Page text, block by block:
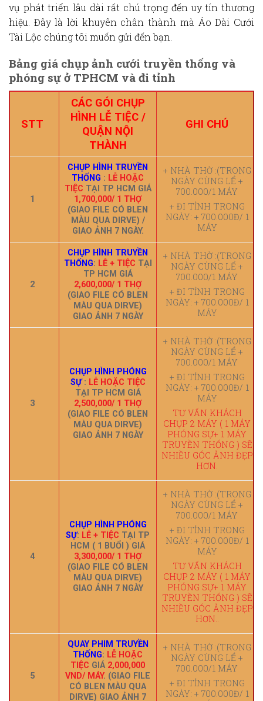
vụ phát triển lâu dài rất chú trọng đến uy tín thương
hiệu. Đây là lời khuyên chân thành mà Áo Dài Cưới
Tài Lộc chúng tôi muốn gửi đến bạn.
Bảng giá chụp ảnh cưới truyền thống và
phóng sự ở TPHCM và đi tỉnh
STT
CÁC GÓI CHỤP
HÌNH LỄ TIỆC /
QUẬN NỘI
THÀNH
GHI CHÚ
1
CHỤP HÌNH TRUYỀN
THỐNG : LỄ HOẶC
TIỆC TẠI TP HCM GIÁ
1,700,000/ 1 THỢ
(GIAO FILE CÓ BLEN
MÀU QUA DIRVE) /
GIAO ẢNH 7 NGÀY.
+ NHÀ THỜ :(TRONG
NGÀY CÙNG LỂ +
700.000/1 MÁY
+ ĐI TỈNH TRONG
NGÀY: + 700.000Đ/ 1
MÁY
2
CHỤP HÌNH TRUYỀN
THỐNG: LỄ + TIỆC TẠI
TP HCM GIÁ
2,600,000/ 1 THỢ
(GIAO FILE CÓ BLEN
MÀU QUA DIRVE)
GIAO ẢNH 7 NGÀY
+ NHÀ THỜ :(TRONG
NGÀY CÙNG LỂ +
700.000/1 MÁY
+ ĐI TỈNH TRONG
NGÀY: + 700.000Đ/ 1
MÁY
3
CHỤP HÌNH PHÓNG
SỰ: LỄ HOẶC TIỆC
TẠI TP HCM GIÁ
2,500,000/ 1 THỢ
(GIAO FILE CÓ BLEN
MÀU QUA DIRVE)
GIAO ẢNH 7 NGÀY
+ NHÀ THỜ :(TRONG
NGÀY CÙNG LỂ +
700.000/1 MÁY
+ ĐI TỈNH TRONG
NGÀY: + 700.000Đ/ 1
MÁY
TƯ VẤN KHÁCH
CHỤP 2 MÁY ( 1 MÁY
PHÓNG SỰ+ 1 MÁY
TRUYỀN THỐNG ) SẼ
NHIỀU GÓC ẢNH ĐẸP
HƠN.
4
CHỤP HÌNH PHÓNG
SỰ: LỄ + TIỆC TẠI TP
HCM ( 1 BUỔI ) GIÁ
3,300,000/ 1 THỢ
(GIAO FILE CÓ BLEN
MÀU QUA DIRVE)
GIAO ẢNH 7 NGÀY
+ NHÀ THỜ :(TRONG
NGÀY CÙNG LỂ +
700.000/1 MÁY
+ ĐI TỈNH TRONG
NGÀY: + 700.000Đ/ 1
MÁY
TƯ VẤN KHÁCH
CHỤP 2 MÁY ( 1 MÁY
PHÓNG SỰ+ 1 MÁY
TRUYỀN THỐNG ) SẼ
NHIỀU GÓC ẢNH ĐẸP
HƠN..
5
QUAY PHIM TRUYỀN
THỐNG: LỄ HOẶC
TIỆC GIÁ 2,000,000
VND/ MÁY. (GIAO FILE
CÓ BLEN MÀU QUA
DIRVE) GIAO ẢNH 7
+ NHÀ THỜ :(TRONG
NGÀY CÙNG LỂ +
700.000/1 MÁY
+ ĐI TỈNH TRONG
NGÀY: + 700.000Đ/ 1